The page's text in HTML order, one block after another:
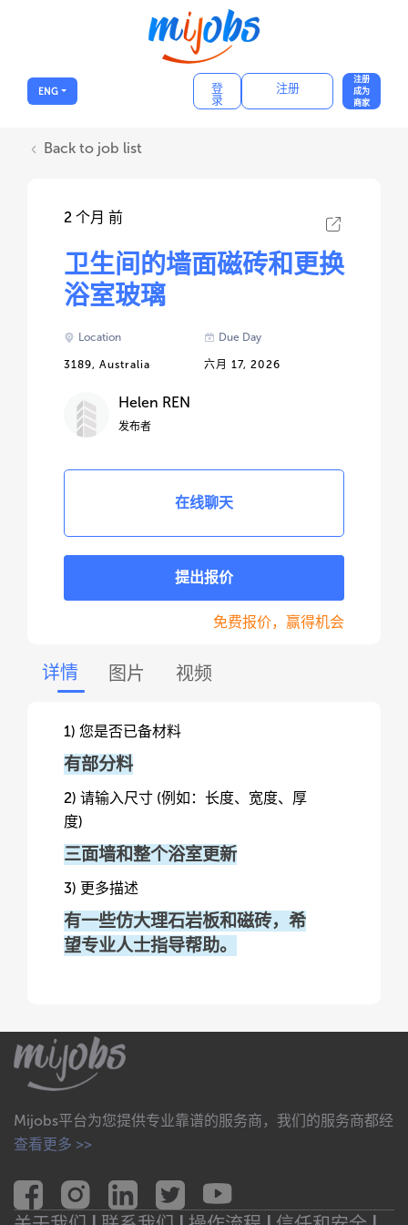
ENG 登
录
注册
注册
成为
商家
Back to job list
2 个月 前
卫生间的墙面磁砖和更换
浴室玻璃
Location
3189, Australia
Due Day
六月 17, 2026
Helen REN
发布者
在线聊天
提出报价
免费报价，赢得机会
详情 图片 视频
1) 您是否已备材料
有部分料
2) 请输入尺寸 (例如：长度、宽度、厚
度)
三面墙和整个浴室更新
3) 更多描述
有一些仿大理石岩板和磁砖，希
望专业人士指导帮助。
Mijobs平台为您提供专业靠谱的服务商，我们的服务商都经
查看更多 >>